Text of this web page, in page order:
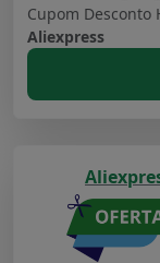
Cupom Desconto
Aliexpress